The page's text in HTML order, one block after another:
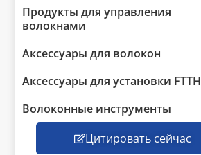
Продукты для управления
волокнами
Аксессуары для волокон
Аксессуары для установки FTTH
Волоконные инструменты
Цитировать сейчас